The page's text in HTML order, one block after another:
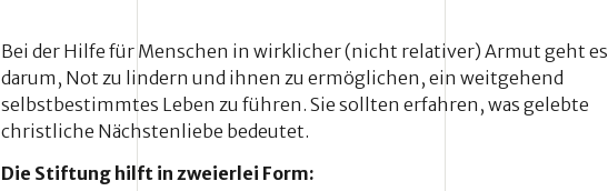
Bei der Hilfe für Menschen in wirklicher (nicht relativer) Armut geht es
darum, Not zu lindern und ihnen zu ermöglichen, ein weitgehend
selbstbestimmtes Leben zu führen. Sie sollten erfahren, was gelebte
christliche Nächstenliebe bedeutet.
Die Stiftung hilft in zweierlei Form: